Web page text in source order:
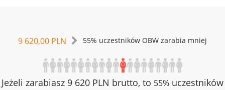
9 620,00 PLN 55% uczestników OBW zarabia mniej
Jeżeli zarabiasz 9 620 PLN brutto, to 55% uczestników